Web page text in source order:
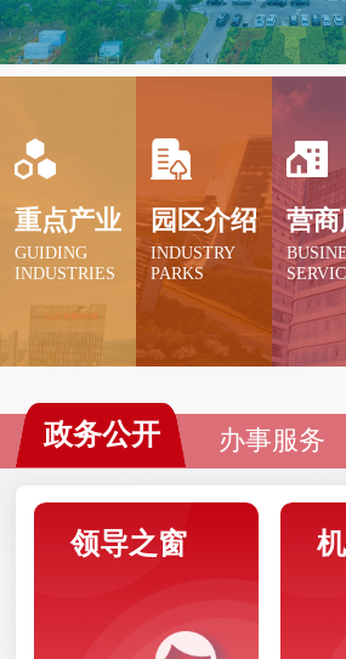
改革试验区依托双向赋能优势
合发展。
重点产业
GUIDING
INDUSTRIES
园区介绍
INDUSTRY
PARKS
营
政务公开 办事服务
领导之窗